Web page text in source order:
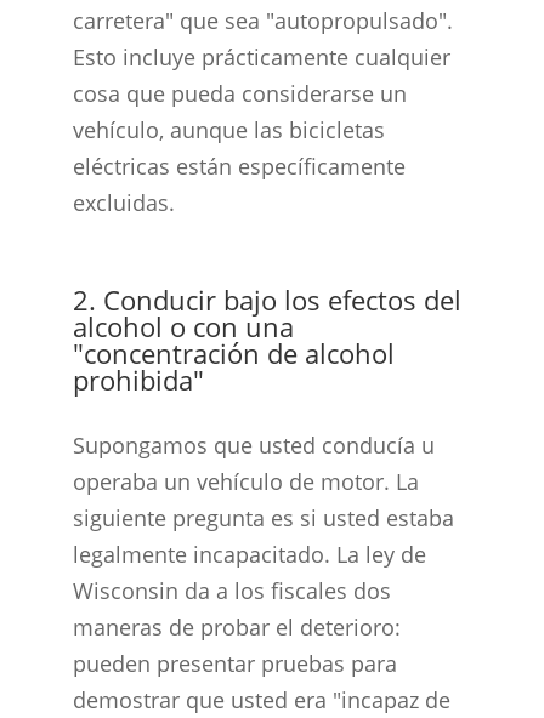
carretera" que sea "autopropulsado".
Esto incluye prácticamente cualquier
cosa que pueda considerarse un
vehículo, aunque las bicicletas
eléctricas están específicamente
excluidas.
2. Conducir bajo los efectos del
alcohol o con una
"concentración de alcohol
prohibida"
Supongamos que usted conducía u
operaba un vehículo de motor. La
siguiente pregunta es si usted estaba
legalmente incapacitado. La ley de
Wisconsin da a los fiscales dos
maneras de probar el deterioro:
pueden presentar pruebas para
demostrar que usted era "incapaz de